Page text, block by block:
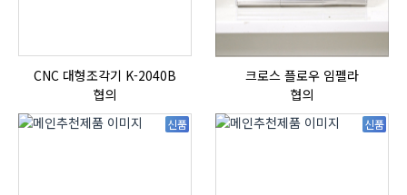
CNC 대형조각기 K-2040B
협의
크로스 플로우 임펠라
협의
신품 신품